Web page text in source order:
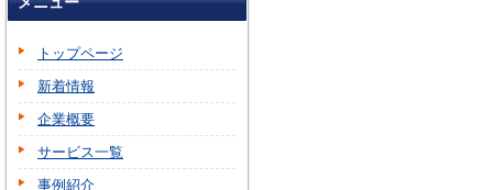
トップページ
新着情報
企業概要
サービス一覧
事例紹介